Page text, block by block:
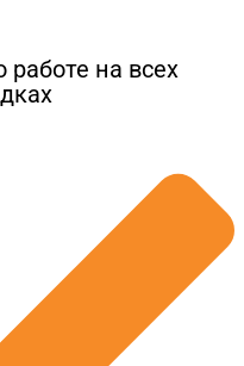
работе на всех